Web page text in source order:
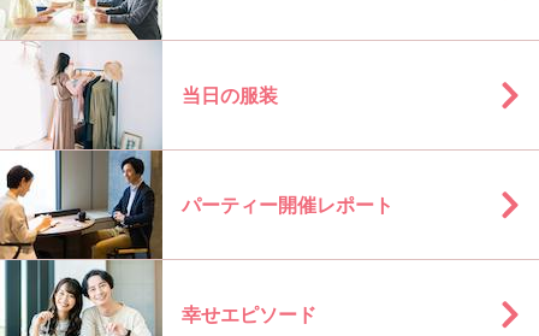
当日の服装
パーティー開催レポート
幸せエピソード